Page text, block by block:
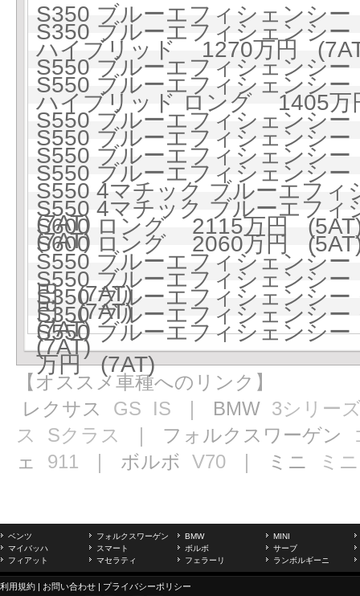
S350 ブルーエフィシェンシ
S350 ブルーエフィシェンシ
ハイブリッド 1270万円
S550 ブルーエフィシェンシ
S550 ブルーエフィシェンシ
ハイブリッド ロング 1405
S550 ブルーエフィシェンシ
S550 ブルーエフィシェンシ
S550 ブルーエフィシェンシ
S550 ブルーエフィシェンシ
S550 4マチック ブルーエフ
(7AT)
S550 4マチック ブルーエフ
(7AT)
S600 ロング 2115万円
S600 ロング 2060万円
S550 ブルーエフィシェンシ
円 (7AT)
S550 ブルーエフィシェンシ
円 (7AT)
S350 ブルーエフィシェンシ
(7AT)
S350 ブルーエフィシェンシ
(7AT)
S550 ブルーエフィシェンシ
万円 (7AT)
【オススメ車種へのリンク】
レクサス GS IS ｜ BMW 3シリー
ス
Sクラス ｜ フォルクスワーゲン
ェ 911 ｜ ボルボ V70 ｜ ミニ ミニ
ベンツ フォルクスワーゲン BMW
MINI
マイバッハ
スマート ボルボ
サーブ
フィアット
マセラティ フェラーリ ランボルギーニ
利用規約 | お問い合わせ | プライバシーポリシー